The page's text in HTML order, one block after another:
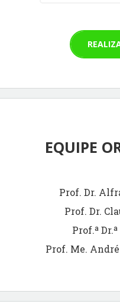
EQUIPE
Prof. Dr.
Prof. Dr.
Prof.ª
Prof. Me.